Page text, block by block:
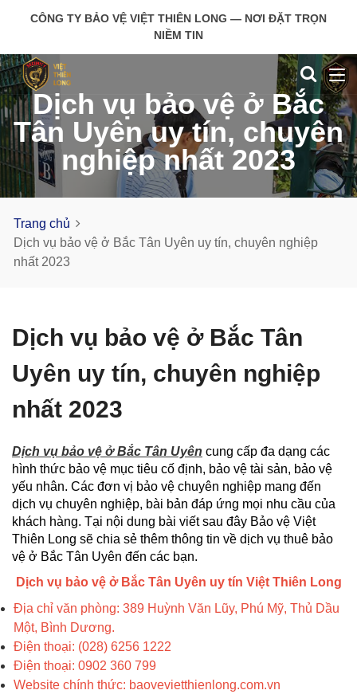
CÔNG TY BẢO VỆ VIỆT THIÊN LONG — NƠI ĐẶT TRỌN
NIỀM TIN
Dịch vụ bảo vệ ở Bắc
Tân Uyên uy tín, chuyên
nghiệp nhất 2023
Trang chủ
Dịch vụ bảo vệ ở Bắc Tân Uyên uy tín, chuyên nghiệp
nhất 2023
Dịch vụ bảo vệ ở Bắc Tân
Uyên uy tín, chuyên nghiệp
nhất 2023
Dịch vụ bảo vệ ở Bắc Tân Uyên cung cấp đa dạng các
hình thức bảo vệ mục tiêu cố định, bảo vệ tài sản, bảo vệ
yếu nhân. Các đơn vị bảo vệ chuyên nghiệp mang đến
dịch vụ chuyên nghiệp, bài bản đáp ứng mọi nhu cầu của
khách hàng. Tại nội dung bài viết sau đây Bảo vệ Việt
Thiên Long sẽ chia sẻ thêm thông tin về dịch vụ thuê bảo
vệ ở Bắc Tân Uyên đến các bạn.
Dịch vụ bảo vệ ở Bắc Tân Uyên uy tín Việt Thiên Long
Địa chỉ văn phòng: 389 Huỳnh Văn Lũy, Phú Mỹ, Thủ Dầu
Một, Bình Dương.
Điện thoại: (028) 6256 1222
Điện thoại: 0902 360 799
Website chính thức: baovevietthienlong.com.vn